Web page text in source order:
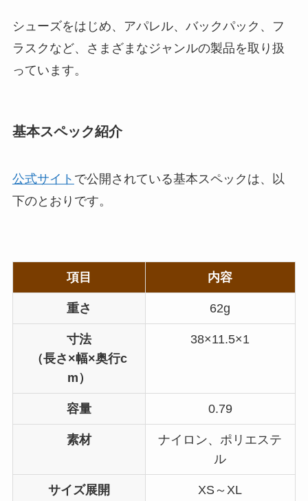
シューズをはじめ、アパレル、バックパック、フ
ラスクなど、さまざまなジャンルの製品を取り扱
っています。
基本スペック紹介
公式サイト で公開されている基本スペックは、以
下のとおりです。
項目 内容
重さ 62g
寸法
（長さ×幅×奥行c
m）
38×11.5×1
容量 0.79
素材
ナイロン、ポリエステ
ル
サイズ展開
XS～XL